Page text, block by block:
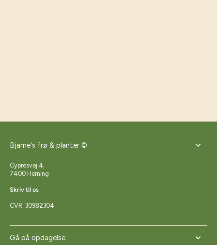
Bjarne's frø & planter ©
Cypresvej 4,
7400 Herning
Skriv til os
CVR: 30982304
Gå på opdagelse